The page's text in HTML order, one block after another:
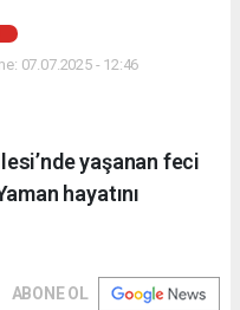
07.07.2025 - 12:46
yaşanan feci
hayatını
ABONE OL